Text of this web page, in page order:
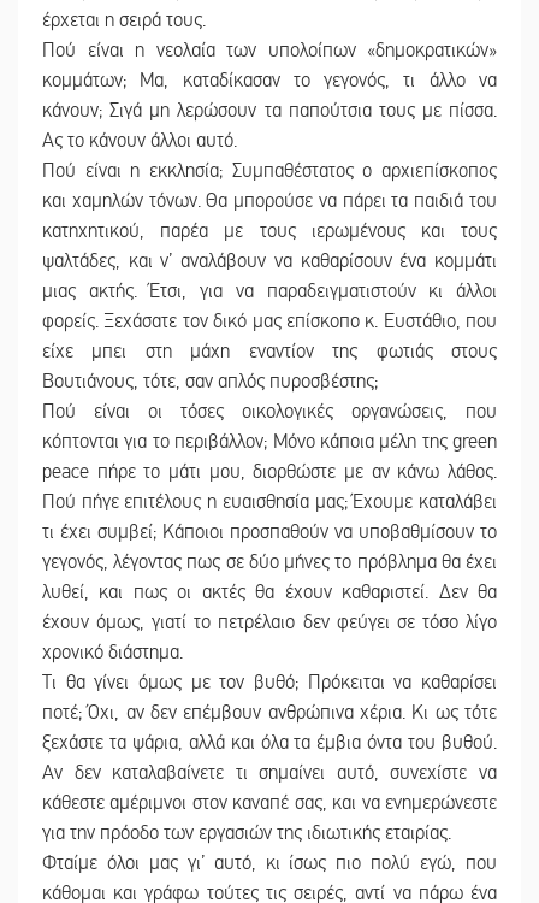
έρχεται η σειρά τους.
Πού είναι η νεολαία των υπολοίπων «δημοκρατικών»
κομμάτων; Μα, καταδίκασαν το γεγονός, τι άλλο να
κάνουν; Σιγά μη λερώσουν τα παπούτσια τους με πίσσα.
Ας το κάνουν άλλοι αυτό.
Πού είναι η εκκλησία; Συμπαθέστατος ο αρχιεπίσκοπος
και χαμηλών τόνων. Θα μπορούσε να πάρει τα παιδιά του
κατηχητικού, παρέα με τους ιερωμένους και τους
ψαλτάδες, και ν’ αναλάβουν να καθαρίσουν ένα κομμάτι
μιας ακτής. Έτσι, για να παραδειγματιστούν κι άλλοι
φορείς. Ξεχάσατε τον δικό μας επίσκοπο κ. Ευστάθιο, που
είχε μπει στη μάχη εναντίον της φωτιάς στους
Βουτιάνους, τότε, σαν απλός πυροσβέστης;
Πού είναι οι τόσες οικολογικές οργανώσεις, που
κόπτονται για το περιβάλλον; Μόνο κάποια μέλη της green
peace πήρε το μάτι μου, διορθώστε με αν κάνω λάθος.
Πού πήγε επιτέλους η ευαισθησία μας; Έχουμε καταλάβει
τι έχει συμβεί; Κάποιοι προσπαθούν να υποβαθμίσουν το
γεγονός, λέγοντας πως σε δύο μήνες το πρόβλημα θα έχει
λυθεί, και πως οι ακτές θα έχουν καθαριστεί. Δεν θα
έχουν όμως, γιατί το πετρέλαιο δεν φεύγει σε τόσο λίγο
χρονικό διάστημα.
Τι θα γίνει όμως με τον βυθό; Πρόκειται να καθαρίσει
ποτέ; Όχι, αν δεν επέμβουν ανθρώπινα χέρια. Κι ως τότε
ξεχάστε τα ψάρια, αλλά και όλα τα έμβια όντα του βυθού.
Αν δεν καταλαβαίνετε τι σημαίνει αυτό, συνεχίστε να
κάθεστε αμέριμνοι στον καναπέ σας, και να ενημερώνεστε
για την πρόοδο των εργασιών της ιδιωτικής εταιρίας.
Φταίμε όλοι μας γι’ αυτό, κι ίσως πιο πολύ εγώ, που
κάθομαι και γράφω τούτες τις σειρές, αντί να πάρω ένα